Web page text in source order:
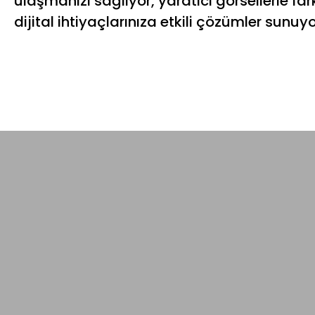
dijital ihtiyaçlarınıza etkili çözümler